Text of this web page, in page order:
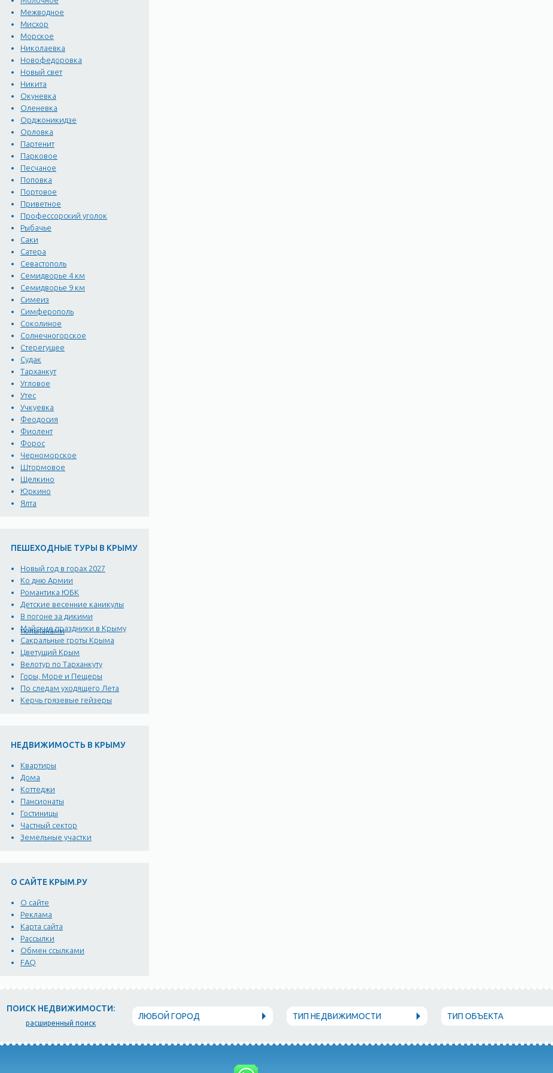
Межводное
Мисхор
Морское
Николаевка
Новофедоровка
Новый свет
Никита
Окуневка
Оленевка
Орджоникидзе
Орловка
Партенит
Парковое
Песчаное
Поповка
Портовое
Приветное
Профессорский уголок
Рыбачье
Саки
Сатера
Севастополь
Семидворье 4 км
Семидворье 9 км
Симеиз
Симферополь
Соколиное
Солнечногорское
Стерегущее
Судак
Тарханкут
Угловое
Утес
Учкуевка
Феодосия
Фиолент
Форос
Черноморское
Штормовое
Щелкино
Юркино
Ялта
ПЕШЕХОДНЫЕ ТУРЫ В КРЫМУ
Новый год в горах 2027
Ко дню Армии
Романтика ЮБК
Детские весенние каникулы
В погоне за дикими
тюльпанами
Майские праздники в Крыму
Сакральные гроты Крыма
Цветущий Крым
Велотур по Тарханкуту
Горы, Море и Пещеры
По следам уходящего Лета
Керчь грязевые гейзеры
НЕДВИЖИМОСТЬ В КРЫМУ
Квартиры
Дома
Коттеджи
Пансионаты
Гостиницы
Частный сектор
Земельные участки
О САЙТЕ КРЫМ.РУ
О сайте
Реклама
Карта сайта
Рассылки
Обмен ссылками
FAQ
ПОИСК НЕДВИЖИМОСТИ:
расширенный поиск
ЛЮБОЙ ГОРОД ТИП НЕДВИЖИМОСТИ ТИП ОБЪЕКТА